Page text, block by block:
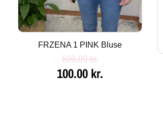
FRZENA 1 PINK Bluse
500.00kr.
100.00 kr.